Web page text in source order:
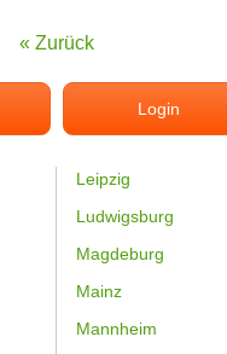
« Zurück
Login
Leipzig
Ludwigsburg
Magdeburg
Mainz
Mannheim